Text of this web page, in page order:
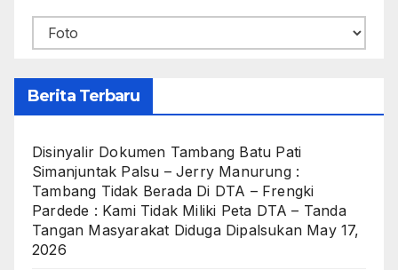
Categories
Berita Terbaru
Disinyalir Dokumen Tambang Batu Pati
Simanjuntak Palsu – Jerry Manurung :
Tambang Tidak Berada Di DTA – Frengki
Pardede : Kami Tidak Miliki Peta DTA – Tanda
Tangan Masyarakat Diduga Dipalsukan May 17,
2026